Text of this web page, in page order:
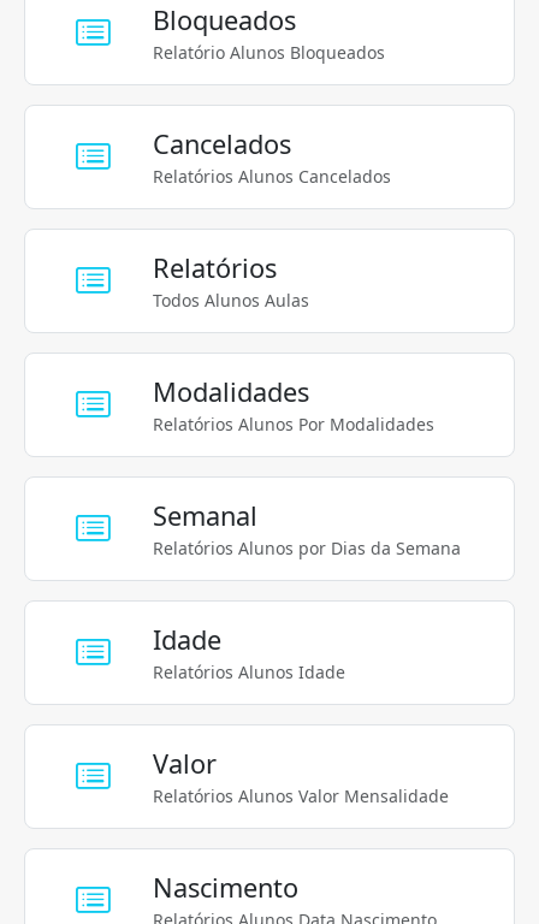
Bloqueados
Relatório Alunos Bloqueados
Cancelados
Relatórios Alunos Cancelados
Relatórios
Todos Alunos Aulas
Modalidades
Relatórios Alunos Por Modalidades
Semanal
Relatórios Alunos por Dias da Semana
Idade
Relatórios Alunos Idade
Valor
Relatórios Alunos Valor Mensalidade
Nascimento
Relatórios Alunos Data Nascimento